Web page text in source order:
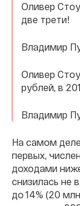
Оливер
две трети!
Владимир
Оливер
рублей, в
Владимир
На самом
первых,
доходами
снизилась не
до 14% (20